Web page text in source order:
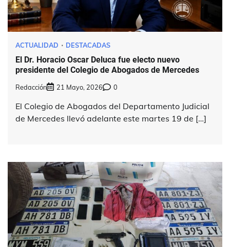
ACTUALIDAD DESTACADAS
El Dr. Horacio Oscar Deluca fue electo nuevo
presidente del Colegio de Abogados de Mercedes
Redacción 21 Mayo, 2026 0
El Colegio de Abogados del Departamento Judicial
de Mercedes llevó adelante este martes 19 de […]